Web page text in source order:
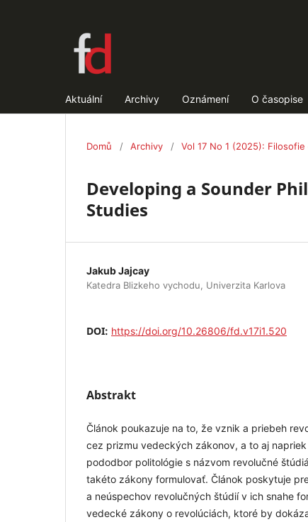
Aktuální Archivy Oznámení O časopise
Domů / Archivy / Vol 17 No 1 (2025): Filosofie
Developing a Sounder
Studies
Jakub Jajcay
Katedra Blizkeho vychodu, Univerzita Karlova
DOI: https://doi.org/10.26806/fd.v17i1.520
Abstrakt
Článok poukazuje na to, že vznik a priebeh
cez prizmu vedeckých zákonov, a to aj
pododbor politológie s názvom revolučné
takéto zákony formulovať. Článok poskytuje
a neúspechov revolučných štúdií v ich snahe
vedecké zákony o revolúciách, ktoré by